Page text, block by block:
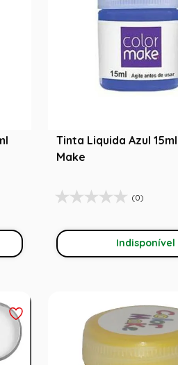
Tinta Liquida Azul
Make
(0)
Indisponível